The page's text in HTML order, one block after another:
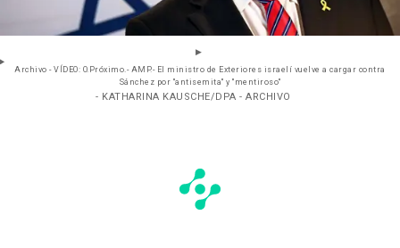
Archivo - VÍDEO: O.Próximo.- AMP.- El ministro de Exteriores israelí vuelve a cargar contra
Sánchez por "antisemita" y "mentiroso"
- KATHARINA KAUSCHE/DPA - ARCHIVO